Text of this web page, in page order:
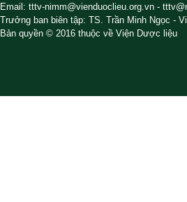
Email: tttv-nimm@vienduoclieu.org.vn -
Trưởng ban biên tập: TS. Trần Minh Ngọc -
Bản quyền © 2016 thuộc về Viện Dược liệu